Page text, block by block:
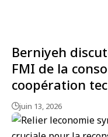
Berniyeh
FMI de la
coopération
juin 13, 2026